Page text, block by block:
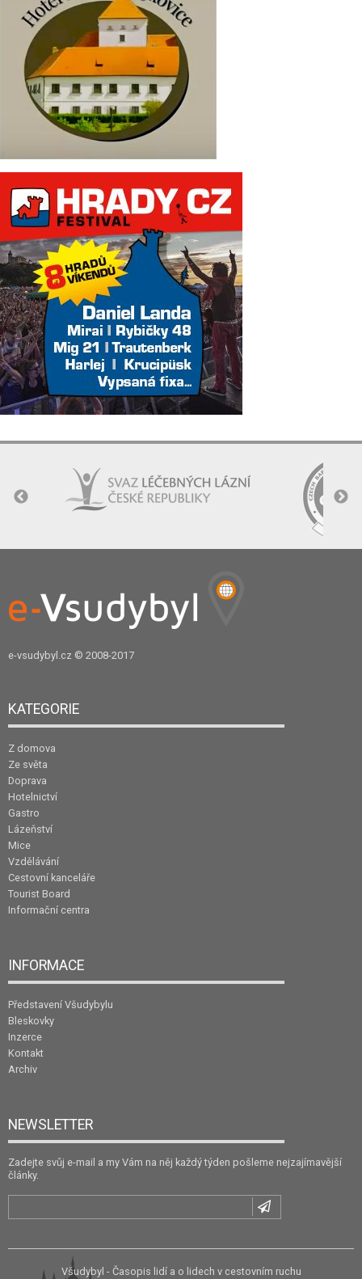
e-vsudybyl.cz © 2008-2017
KATEGORIE
Z domova
Ze světa
Doprava
Hotelnictví
Gastro
Lázeňství
Mice
Vzdělávání
Cestovní kanceláře
Tourist Board
Informační centra
INFORMACE
Představení Všudybylu
Bleskovky
Inzerce
Kontakt
Archiv
NEWSLETTER
Zadejte svůj e-mail a my Vám na něj každý týden pošleme nejzajímavější
články.
Všudybyl - Časopis lidí a o lidech v cestovním ruchu